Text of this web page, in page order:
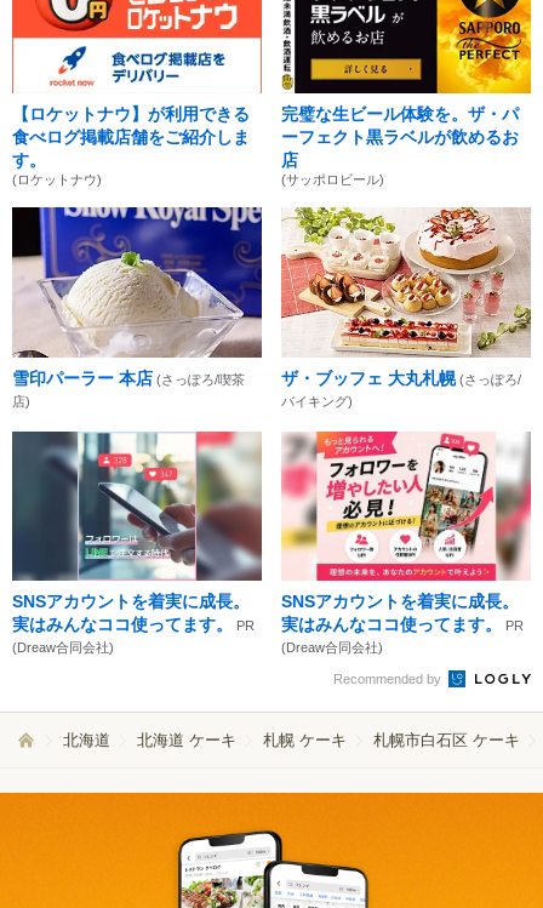
【ロケットナウ】が利用できる
食べログ掲載店舗をご紹介しま
す。
(ロケットナウ)
完璧な生ビール体験を。ザ・パ
ーフェクト黒ラベルが飲めるお
店
(サッポロビール)
雪印パーラー 本店 (さっぽろ/喫茶
店)
ザ・ブッフェ 大丸札幌 (さっぽろ/
バイキング)
SNSアカウントを着実に成長。
実はみんなココ使ってます。
PR
(Dreaw合同会社)
SNSアカウントを着実に成長。
実はみんなココ使ってます。
PR
(Dreaw合同会社)
Recommended by
北海道 北海道 ケーキ 札幌 ケーキ 札幌市白石区 ケーキ